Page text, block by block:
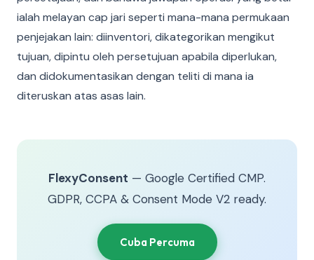
ialah melayan cap jari seperti mana-mana permukaan
penjejakan lain: diinventori, dikategorikan mengikut
tujuan, dipintu oleh persetujuan apabila diperlukan,
dan didokumentasikan dengan teliti di mana ia
diteruskan atas asas lain.
FlexyConsent — Google Certified CMP.
GDPR, CCPA & Consent Mode V2 ready.
Cuba Percuma